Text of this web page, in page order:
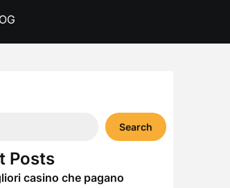
Search
Posts
casino che pagano